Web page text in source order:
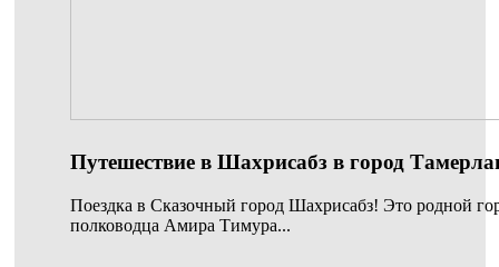
Путешествие в Шахрисабз в город
Поездка в Сказочный город Шахрисабз! Это родной
полководца Амира Тимура...